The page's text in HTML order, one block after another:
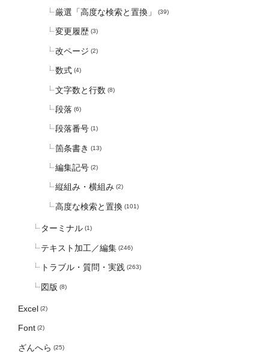
厳選「高度な検索と置換」 (39)
変更履歴 (3)
改ページ (2)
数式 (4)
文字数と行数 (8)
段落 (6)
段落番号 (1)
箇条書き (13)
編集記号 (2)
縦組み・横組み (2)
高度な検索と置換 (101)
ターミナル (1)
テキスト加工／編集 (246)
トラブル・質問・実践 (263)
図版 (8)
Excel (2)
Font (2)
ざんへら (25)